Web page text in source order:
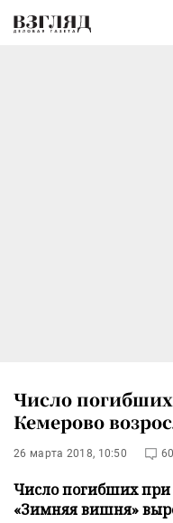
Число
Кемерово
26 марта 2018, 10:50 60
Число погибших
«Зимняя вишня»